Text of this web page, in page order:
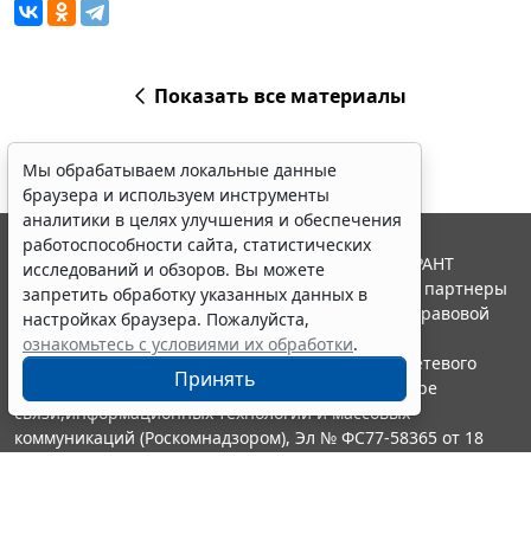
Показать все материалы
Мы обрабатываем локальные данные
браузера и используем инструменты
аналитики в целях улучшения и обеспечения
работоспособности сайта, статистических
исследований и обзоров. Вы можете
запретить обработку указанных данных в
настройках браузера. Пожалуйста,
ознакомьтесь с условиями их обработки.
Принять
© ООО "НПП "ГАРАНТ-СЕРВИС", 2026. Система ГАРАНТ
выпускается с 1990 года. Компания "Гарант" и ее партнеры
являются участниками Российской ассоциации правовой
информации ГАРАНТ.
Портал ГАРАНТ.РУ зарегистрирован в качестве сетевого
издания Федеральной службой по надзору в сфере
связи,информационных технологий и массовых
коммуникаций (Роскомнадзором), Эл № ФС77-58365 от 18